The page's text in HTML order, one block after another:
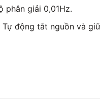
phân giải 0,01Hz.
động tắt nguồn và